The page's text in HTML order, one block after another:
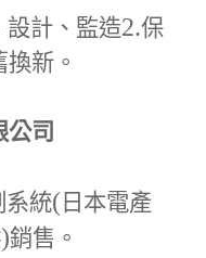
設計、監造2.保
新。
公司
系統( 日本電產
)銷售。